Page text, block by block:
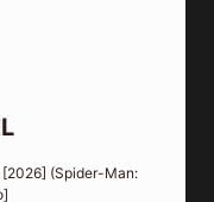
[2026] (Spider-Man: